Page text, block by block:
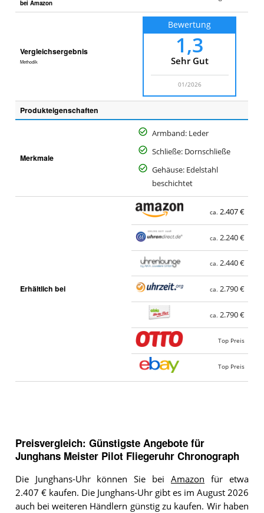
bei Amazon
Vergleichsergebnis
Methodik
Bewertung
1,3
Sehr Gut
01/2026
Produkteigenschaften
Merkmale
Armband: Leder
Schließe: Dornschließe
Gehäuse: Edelstahl
beschichtet
Erhältlich bei
ca. 2.407 €
ca. 2.240 €
ca. 2.440 €
ca. 2.790 €
ca. 2.790 €
Top Preis
Top Preis
Preisvergleich: Günstigste Angebote für
Junghans Meister Pilot Fliegeruhr Chronograph
Die Junghans-Uhr können Sie beiAmazon für etwa
2.407 € kaufen. Die Junghans-Uhr gibt es im August 2026
auch bei weiteren Händlern günstig zu kaufen. Wir haben